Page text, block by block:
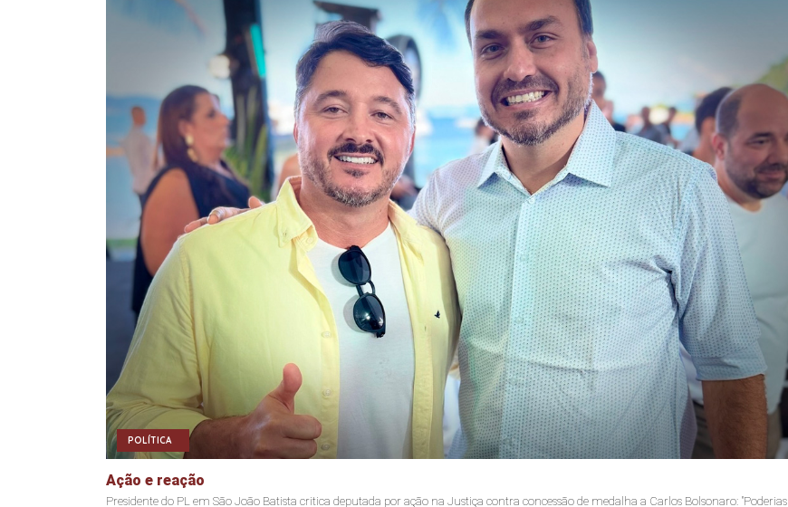
POLÍTICA
Ação e reação
Presidente do PL em São João Batista critica deputada por ação na Justiça contra concessão de medalha a Carlos Bolsonaro: "Poderias